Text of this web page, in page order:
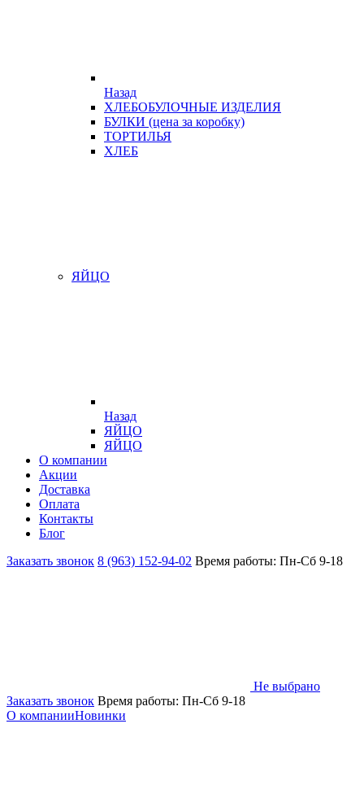
Назад
ХЛЕБОБУЛОЧНЫЕ ИЗДЕЛИЯ
БУЛКИ (цена за коробку)
ТОРТИЛЬЯ
ХЛЕБ
ЯЙЦО
Назад
ЯЙЦО
ЯЙЦО
О компании
Акции
Доставка
Оплата
Контакты
Блог
Заказать звонок 8 (963) 152-94-02 Время работы: Пн-Сб 9-18
Не выбрано
Заказать звонок Время работы: Пн-Сб 9-18
О компанииНовинки